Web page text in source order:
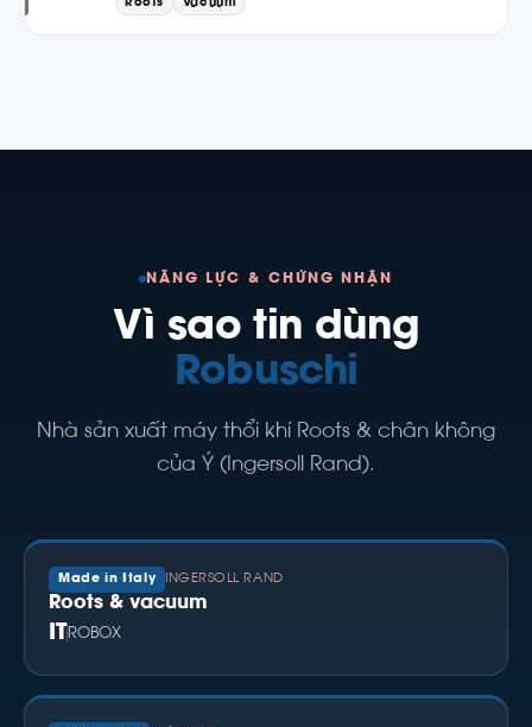
Roots Vacuum
NĂNG LỰC & CHỨNG NHẬN
Vì sao tin dùng
Robuschi
Nhà sản xuất máy thổi khí Roots & chân không
của Ý (Ingersoll Rand).
Made in Italy INGERSOLL RAND
Roots & vacuum
IT ROBOX